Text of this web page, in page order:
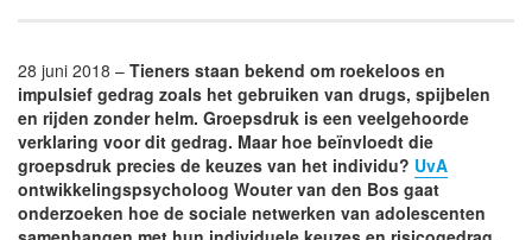
28 juni 2018 – Tieners staan bekend om roekeloos en
impulsief gedrag zoals het gebruiken van drugs, spijbelen
en rijden zonder helm. Groepsdruk is een veelgehoorde
verklaring voor dit gedrag. Maar hoe beïnvloedt die
groepsdruk precies de keuzes van het individu? UvA
ontwikkelingspsycholoog Wouter van den Bos gaat
onderzoeken hoe de sociale netwerken van adolescenten